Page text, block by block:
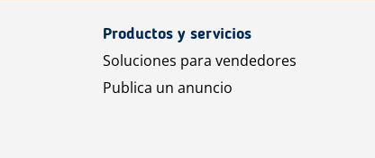
Productos y servicios
Soluciones para vendedores
Publica un anuncio